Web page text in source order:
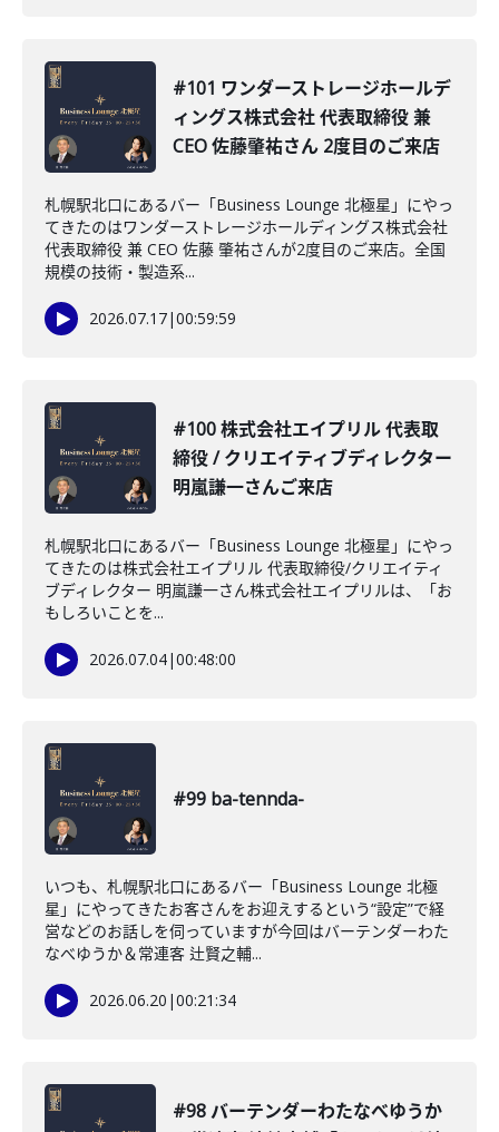
#101 ワンダーストレージホールデ
ィングス株式会社 代表取締役 兼
CEO 佐藤肇祐さん 2度目のご来店
札幌駅北口にあるバー「Business Lounge 北極星」にやっ
てきたのはワンダーストレージホールディングス株式会社
代表取締役 兼 CEO 佐藤 肇祐さんが2度目のご来店。全国
規模の技術・製造系...
2026.07.17|00:59:59
#100 株式会社エイプリル 代表取
締役 / クリエイティブディレクター
明嵐謙一さんご来店
札幌駅北口にあるバー「Business Lounge 北極星」にやっ
てきたのは株式会社エイプリル 代表取締役/クリエイティ
ブディレクター 明嵐謙一さん株式会社エイプリルは、「お
もしろいことを...
2026.07.04|00:48:00
#99 ba-tennda-
いつも、札幌駅北口にあるバー「Business Lounge 北極
星」にやってきたお客さんをお迎えするという“設定”で経
営などのお話しを伺っていますが今回はバーテンダーわた
なべゆうか＆常連客 辻賢之輔...
2026.06.20 |00:21:34
#98 バーテンダーわたなべゆうか